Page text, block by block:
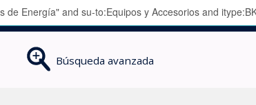
Búsqueda avanzada